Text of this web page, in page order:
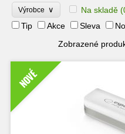
Výrobce ∨ Na skladě
Tip
Akce Sleva
Zobrazené
NOVÉ